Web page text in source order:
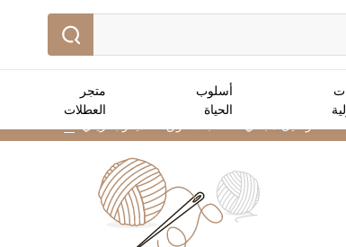
أسلوب
الحياة
متجر
العطلات